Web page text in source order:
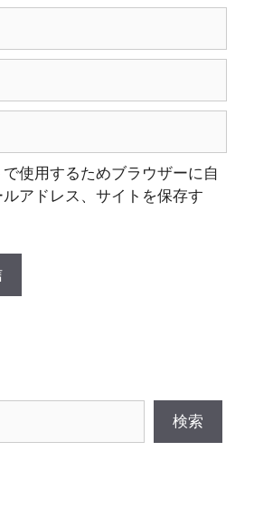
使用するためブラウザーに自
アドレス、サイトを保存す
検索